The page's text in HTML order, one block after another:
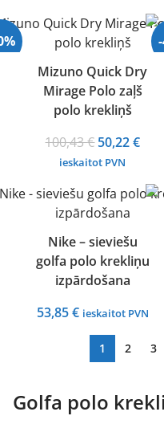
95,59 €.
Mizuno Quick Dry
Mirage Polo zaļš
polo krekliņš
100,43€ Original
price
100,43 €.
50,22€
is:
ieskaitot PVN
Nike – sieviešu
golfa polo krekliņu
izpārdošana
53,85€ ieskaitot PVN
1 2 3
Golfa polo